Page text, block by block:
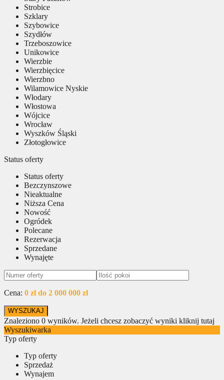
Strobice
Szklary
Szybowice
Szydłów
Trzeboszowice
Unikowice
Wierzbie
Wierzbięcice
Wierzbno
Wilamowice Nyskie
Włodary
Włostowa
Wójcice
Wrocław
Wyszków Śląski
Złotogłowice
Status oferty
Status oferty
Bezczynszowe
Nieaktualne
Niższa Cena
Nowość
Ogródek
Polecane
Rezerwacja
Sprzedane
Wynajęte
Cena: 0 zł do 2 000 000 zł
Znaleziono 0 wyników. Jeżeli chcesz zobaczyć wyniki kliknij tutaj
Wyszukiwarka
Typ oferty
Typ oferty
Sprzedaż
Wynajem